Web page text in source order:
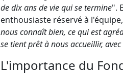
de dix ans de vie qui se termine".
enthousiaste réservé à
nous connaît bien, ce qui est
se tient prêt à nous accueillir,
L'importance du